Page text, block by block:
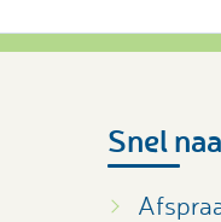
Snel